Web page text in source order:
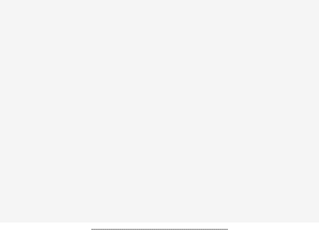
----------------------------------------------------------------